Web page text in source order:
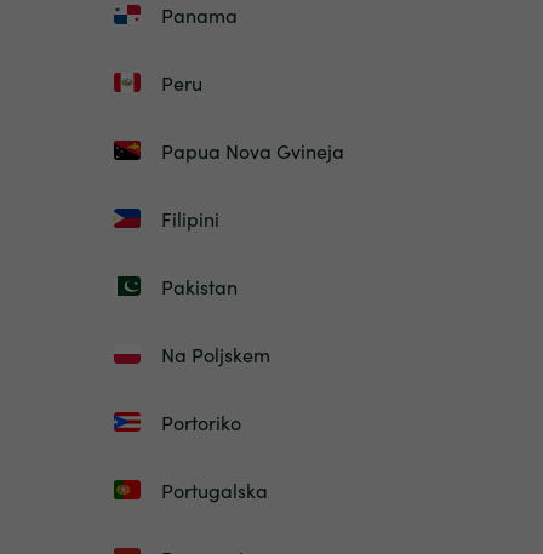
Panama
Peru
Papua Nova Gvineja
Filipini
Pakistan
Na Poljskem
Portoriko
Portugalska